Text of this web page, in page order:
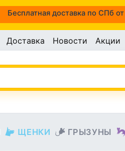
Бесплатная доставка по СПб
Доставка Новости Акции
ЩЕНКИ ГРЫЗУНЫ